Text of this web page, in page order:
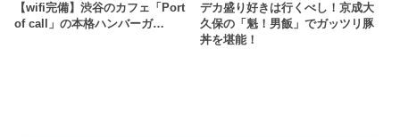
【wifi完備】渋谷のカフェ「Port
of call」の本格ハンバーガ…
デカ盛り好きは行くべし！京成大
久保の「魁！男飯」でガッツリ豚
丼を堪能！